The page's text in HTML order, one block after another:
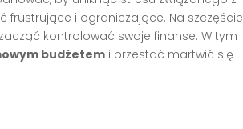
frustrujące i ograniczające. Na szczęście
kontrolować swoje finanse. W tym
budżetem i przestać martwić się